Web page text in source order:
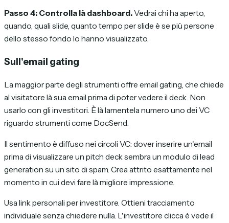
Passo 4: Controlla là dashboard.Vedrai chi ha aperto,
quando, quali slide, quanto tempo per slide è se più persone
dello stesso fondo lo hanno visualizzato.
Sull'email gating
La maggior parte degli strumenti offre email gating, che chiede
al visitatore là sua email prima di poter vedere il deck. Non
usarlo con gli investitori. È là lamentela numero uno dei VC
riguardo strumenti come DocSend.
Il sentimento è diffuso nei circoli VC: dover inserire un'email
prima di visualizzare un pitch deck sembra un modulo di lead
generation su un sito di spam. Crea attrito esattamente nel
momento in cui devi fare là migliore impressione.
Usa link personali per investitore. Ottieni tracciamento
individuale senza chiedere nulla. L'investitore clicca è vede il